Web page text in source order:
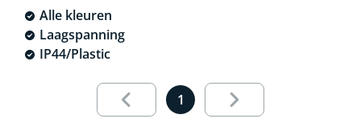
Alle kleuren
Laagspanning
IP44/Plastic
Results page 1 out of 1 loaded
1